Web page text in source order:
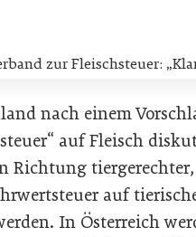
nach einem
auf Fleisch
Richtung
auf
In Österreich